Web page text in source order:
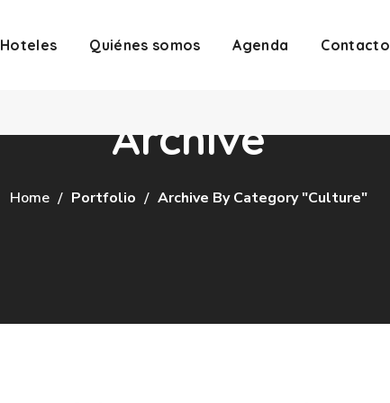
Hoteles Quiénes somos Agenda Contacto
Archive
Home Portfolio Archive By Category "Culture"